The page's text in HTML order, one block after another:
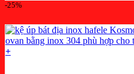
tại
là:
-25%
+